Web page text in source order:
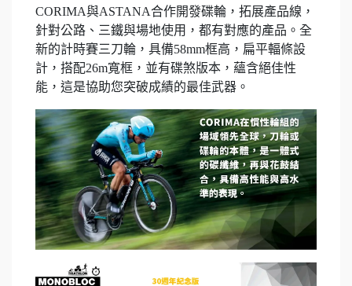
CORIMA與ASTANA合作開發碟輪，拓展產品線，
針對公路、三鐵與場地使用，都有對應的產品。全
新的計時賽三刀輪，具備58mm框高，扁平輻條設
計，搭配26m寬框，並有碟煞版本，蘊含絕佳性
能，這是協助您突破成績的最佳武器。